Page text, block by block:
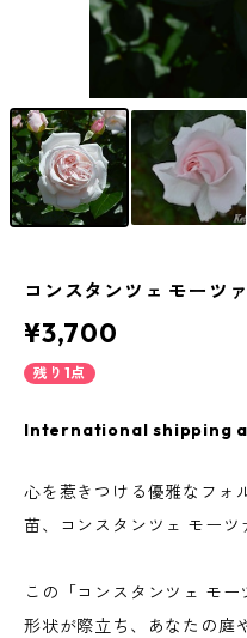
コンスタンツェ モーツ
¥3,700
残り1点
International shipping
心を惹きつける優雅なフォ
苗、コンスタンツェ モーツ
この「コンスタンツェ モ
形状が際立ち、あなたの庭